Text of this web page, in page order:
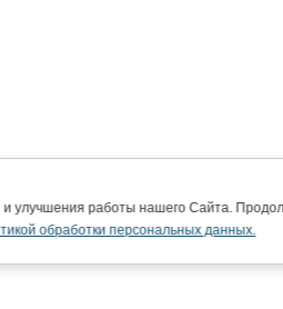
и улучшения работы нашего Сайта.
обработки персональных данных.